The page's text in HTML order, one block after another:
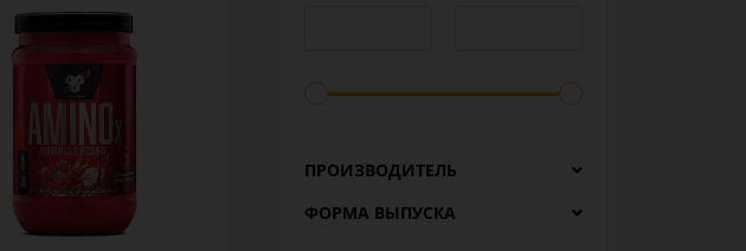
ПРОИЗВОДИТЕЛЬ
ФОРМА ВЫПУСКА